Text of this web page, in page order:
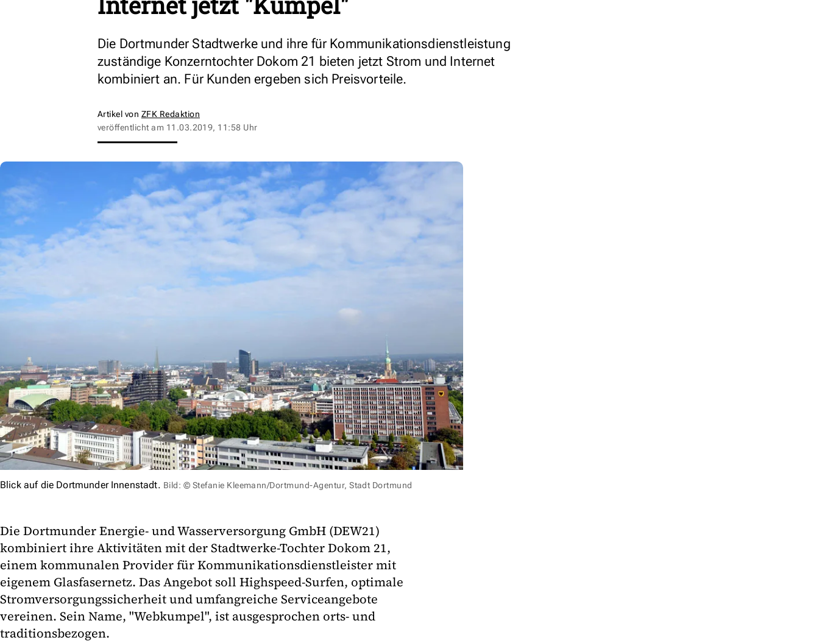
Die Dortmunder Stadtwerke und ihre für Kommunikationsdienstleistung
zuständige Konzerntochter Dokom 21 bieten jetzt Strom und Internet
kombiniert an. Für Kunden ergeben sich Preisvorteile.
Artikel von ZFK Redaktion
veröffentlicht am 11.03.2019, 11:58 Uhr
Blick auf die Dortmunder Innenstadt. Bild: © Stefanie Kleemann/Dortmund-Agentur, Stadt Dortmund
Die Dortmunder Energie- und Wasserversorgung GmbH (DEW21)
kombiniert ihre Aktivitäten mit der Stadtwerke-Tochter Dokom 21,
einem kommunalen Provider für Kommunikationsdienstleister mit
eigenem Glasfasernetz. Das Angebot soll Highspeed-Surfen, optimale
Stromversorgungssicherheit und umfangreiche Serviceangebote
vereinen. Sein Name, "Webkumpel", ist ausgesprochen orts- und
traditionsbezogen.